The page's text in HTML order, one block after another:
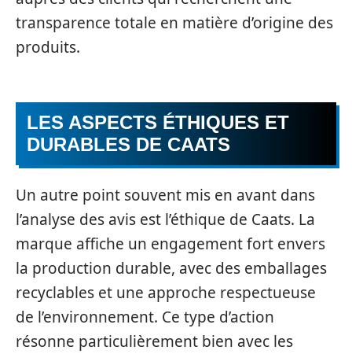
transparence totale en matière d’origine des
produits.
LES ASPECTS ÉTHIQUES ET
DURABLES DE CAATS
Un autre point souvent mis en avant dans
l’analyse des avis est l’éthique de Caats. La
marque affiche un engagement fort envers
la production durable, avec des emballages
recyclables et une approche respectueuse
de l’environnement. Ce type d’action
résonne particulièrement bien avec les